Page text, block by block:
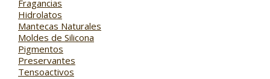
Fragancias
Hidrolatos
Mantecas Naturales
Moldes de Silicona
Pigmentos
Preservantes
Tensoactivos